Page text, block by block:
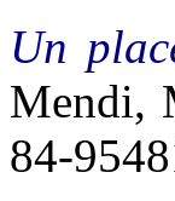
Un
Mendi,
84-